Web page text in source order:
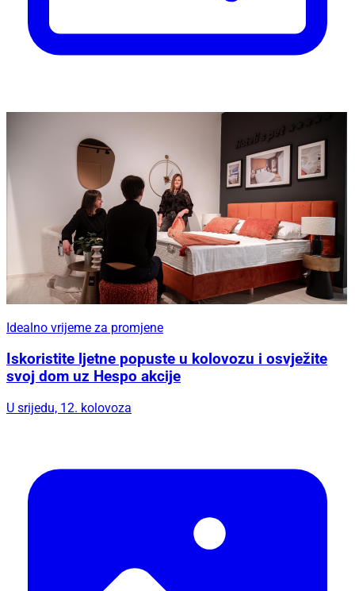
Idealno vrijeme za promjene
Iskoristite ljetne popuste u kolovozu i osvježite
svoj dom uz Hespo akcije
U srijedu, 12. kolovoza